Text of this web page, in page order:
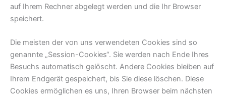
auf Ihrem Rechner abgelegt werden und die Ihr Browser
speichert.
Die meisten der von uns verwendeten Cookies sind so
genannte „Session-Cookies“. Sie werden nach Ende Ihres
Besuchs automatisch gelöscht. Andere Cookies bleiben auf
Ihrem Endgerät gespeichert, bis Sie diese löschen. Diese
Cookies ermöglichen es uns, Ihren Browser beim nächsten